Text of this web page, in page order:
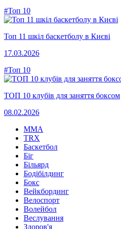
#Топ 10
Топ 11 шкіл баскетболу в Києві
17.03.2026
#Топ 10
ТОП 10 клубів для заняття боксом
08.02.2026
MMA
TRX
Баскетбол
Біг
Більярд
Бодібілдинг
Бокс
Вейкбординг
Велоспорт
Волейбол
Веслування
Здоров'я